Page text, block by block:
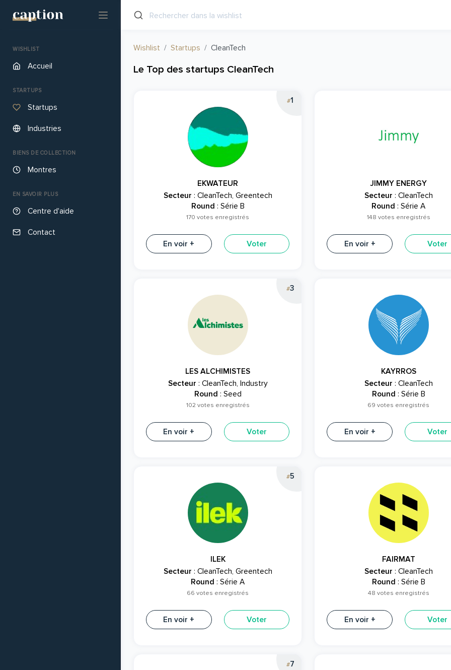
WISHLIST
Accueil
STARTUPS
Startups
Industries
BIENS DE COLLECTION
Montres
EN SAVOIR PLUS
Centre d'aide
Contact
Wishlist Startups CleanTech
Le Top des startups CleanTech
#1
EKWATEUR
Secteur : CleanTech, Greentech
Round : Série B
170 votes enregistrés
En voir + Voter
JIMMY ENERGY
Secteur : CleanTech
Round : Série A
148 votes enregistrés
En voir + Voter
#3
LES ALCHIMISTES
Secteur : CleanTech, Industry
Round : Seed
102 votes enregistrés
En voir + Voter
KAYRROS
Secteur : CleanTech
Round : Série B
69 votes enregistrés
En voir + Voter
#5
ILEK
Secteur : CleanTech, Greentech
Round : Série A
66 votes enregistrés
En voir + Voter
FAIRMAT
Secteur : CleanTech
Round : Série B
48 votes enregistrés
En voir + Voter
#7